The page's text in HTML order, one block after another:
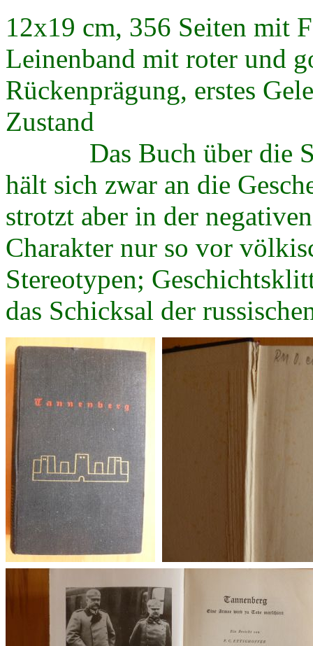
12x19 cm, 356 Seiten mit
Leinenband mit roter und
Rückenprägung, erstes
Zustand
Das Buch über die
hält sich zwar an die
strotzt aber in der
Charakter nur so vor
Stereotypen;
das Schicksal der